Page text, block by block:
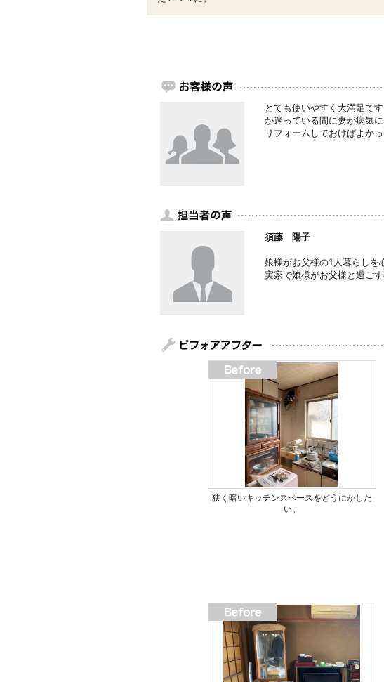
とても使いやすく大満足で
か迷っている間に妻が病気
リフォームしておけばよか
須藤 陽子
娘様がお父様の1人暮らしを
実家で娘様がお父様と過ご
狭く暗いキッチンスペースをどうにかした
い。